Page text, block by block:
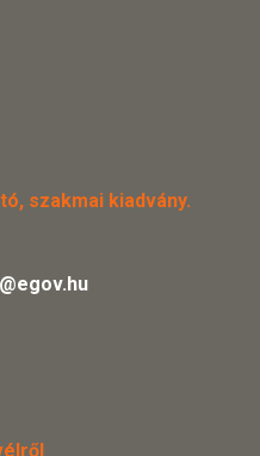
szakmai kiadvány.